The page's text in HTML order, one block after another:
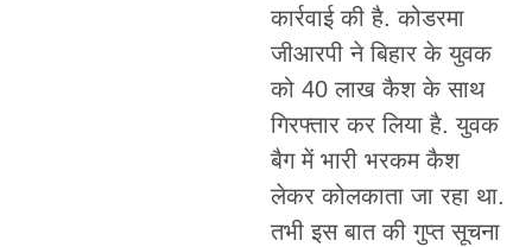
कार्रवाई की है. कोडरमा
जीआरपी ने बिहार के युवक
को 40 लाख कैश के साथ
गिरफ्तार कर लिया है. युवक
बैग में भारी भरकम कैश
लेकर कोलकाता जा रहा था.
तभी इस बात की गुप्त सूचना